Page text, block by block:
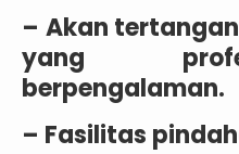
– Akan
yang
berpengalaman.
– Fasilitas